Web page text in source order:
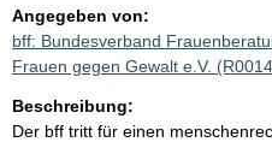
Angegeben von:
bff: Bundesverband
Frauen gegen Gewalt e.V.
Beschreibung:
Der bff tritt für einen